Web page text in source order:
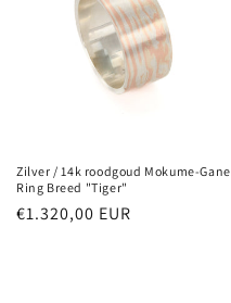
Zilver / 14k roodgoud Mokume-Gane
Ring Breed "Tiger"
Normale
€1.320,00 EUR